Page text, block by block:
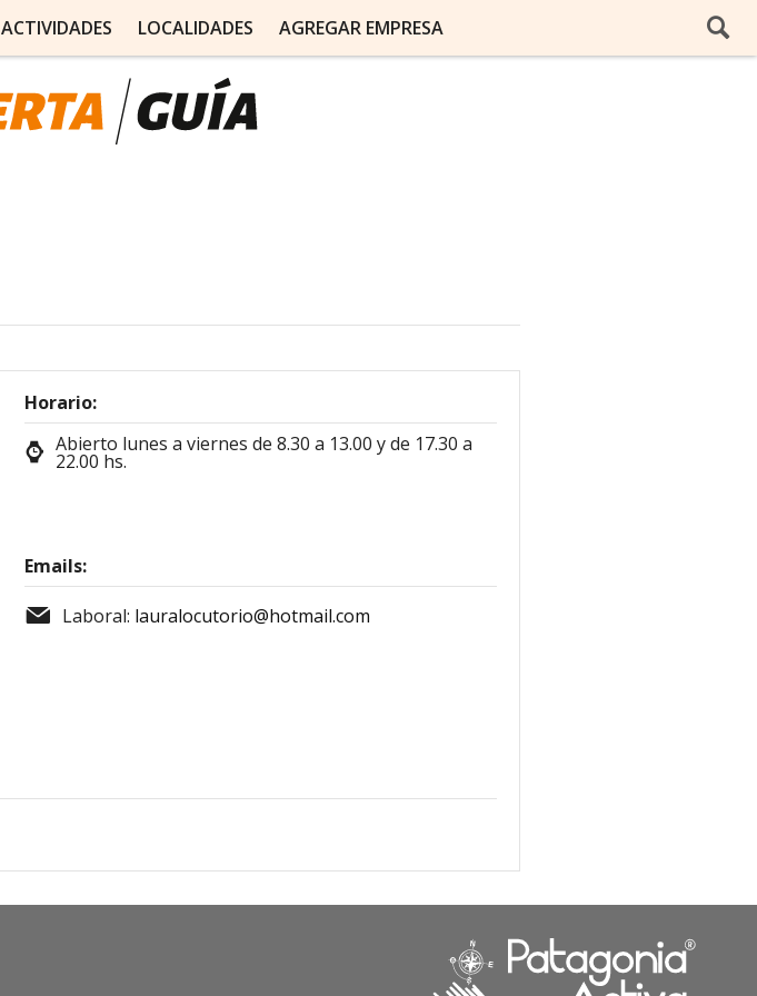
ACTIVIDADES LOCALIDADES AGREGAR EMPRESA
Horario:
Abierto lunes a viernes de 8.30 a 13.00 y de 17.30 a
22.00 hs.
Emails:
Laboral: lauralocutorio@hotmail.com